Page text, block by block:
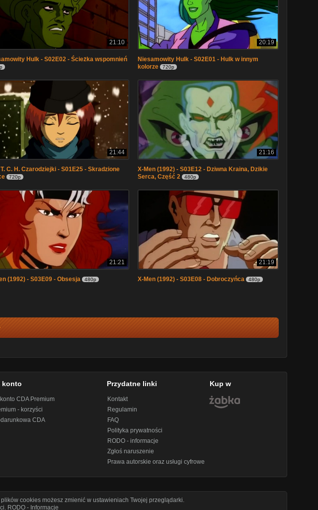
21:10
Hulk - S02E02 - Ścieżka wspomnień
20:19
Niesamowity Hulk - S02E01 - Hulk w innym
kolorze
720p
21:44
T. C. H. Czarodziejki - S01E25 - Skradzione
720p
21:16
X-Men (1992) - S03E12 - Dziwna Kraina, Dzikie
Serca, Część 2
480p
21:21
(1992) - S03E09 - Obsesja 480p
21:19
X-Men (1992) - S03E08 - Dobroczyńca 480p
konto
CDA Premium
- korzyści
CDA
Przydatne linki
Kontakt
Regulamin
FAQ
Polityka prywatności
RODO - informacje
Zgłoś naruszenie
Prawa autorskie oraz usługi cyfrowe
Kup w
cookies możesz zmienić w ustawieniach Twojej przeglądarki.
. RODO - Informacje